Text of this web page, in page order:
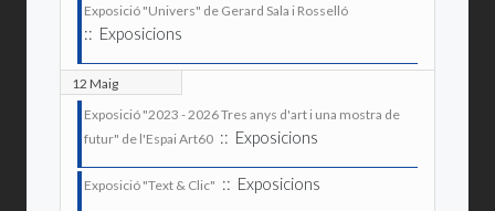
Exposició "Univers" de Gerard Sala i Rosselló
:: Exposicions
12 Maig
Exposició "2023 - 2026 Tres anys d'art i una mostra de
futur" de l'Espai Art60 :: Exposicions
Exposició "Text & Clic" :: Exposicions